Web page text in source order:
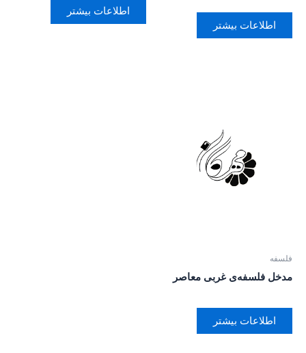
اطلاعات بیشتر
اطلاعات بیشتر
فلسفه
مدخل فلسفه‌ی غربی معاصر
اطلاعات بیشتر